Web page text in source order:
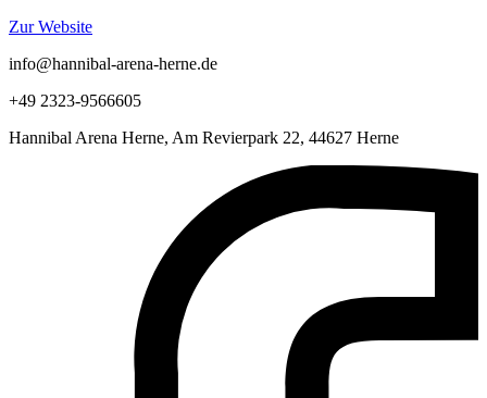
Zur Website
info@hannibal-arena-herne.de
+49 2323-9566605
Hannibal Arena Herne, Am Revierpark 22, 44627 Herne